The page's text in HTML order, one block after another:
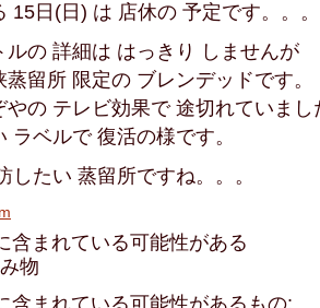
日(日) は 店休の 予定です。。。
ルの 詳細は はっきり しませんが
留所 限定の ブレンデッドです。
の テレビ効果で 途切れていまし
ベルで 復活の様です。
したい 蒸留所ですね。。。